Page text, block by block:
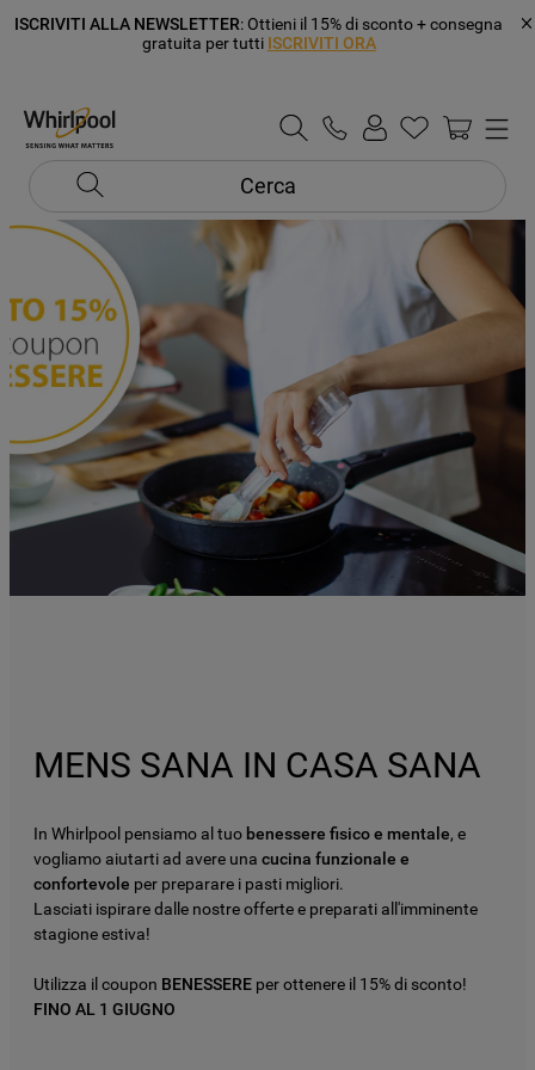
ISCRIVITI ALLA NEWSLETTER: Ottieni il 15% di sconto + consegna
gratuita per tutti ISCRIVITI ORA
Cerca
MENS SANA IN CASA SANA
In Whirlpool pensiamo al tuo benessere fisico e mentale, e
vogliamo aiutarti ad avere una cucina funzionale e
confortevole per preparare i pasti migliori.
Lasciati ispirare dalle nostre offerte e preparati all'imminente
stagione estiva!
Utilizza il coupon BENESSERE per ottenere il 15% di sconto!
FINO AL 1 GIUGNO